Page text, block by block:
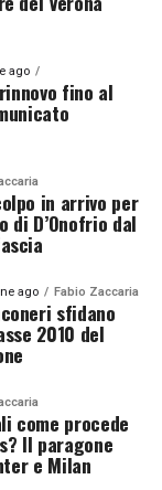
ago
fino al
in arrivo per
di D’Onofrio dal
ago Fabio Zaccaria
sfidano
2010 del
come procede
Il paragone
e Milan